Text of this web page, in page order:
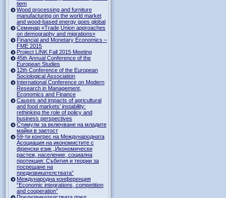
tiem
Wood processing and furniture
manufacturing on the world market
and wood-based energy goes global
Семинар «Trade Union approaches
on demography and migrations»
Financial and Monetary Economics –
FME 2015
Project LINK Fall 2015 Meeting
45th Annual Conference of the
European Studies
12th Conference of the European
Sociological Association
International Conference on Modern
Research in Management,
Economics and Finance
Causes and impacts of agricultural
and food markets’ instability:
rethinking the role of policy and
business perspectives
Стимули за включване на младите
майки в заетост
59-ти конгрес на Международната
Асоциация на икономистите с
френски език „Икономически
растеж, население, социална
протекция: Събития и теории за
посрещане на
предизвикателствата”
Международна конференция
“Economic integrations, competition
and cooperation”
Предизвикателствата пред